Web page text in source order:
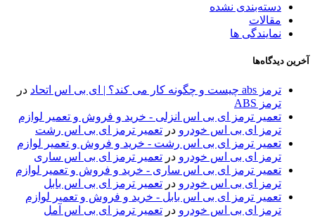
دسته‌بندی نشده
مقالات
نمایندگی ها
آخرین دیدگاه‌ها
ترمز abs چیست و چگونه کار می کند؟ | ای بی اس اتحاد
در
ترمز ABS
تعمیر ترمز ای بی اس انزلی - خرید و فروش و تعمیر لوازم
ترمز ای بی اس خودرو در تعمیر ترمز ای بی اس رشت
تعمیر ترمز ای بی اس رشت - خرید و فروش و تعمیر لوازم
ترمز ای بی اس خودرو در تعمیر ترمز ای بی اس ساری
تعمیر ترمز ای بی اس ساری - خرید و فروش و تعمیر لوازم
ترمز ای بی اس خودرو در تعمیر ترمز ای بی اس بابل
تعمیر ترمز ای بی اس بابل - خرید و فروش و تعمیر لوازم
ترمز ای بی اس خودرو در تعمیر ترمز ای بی اس آمل